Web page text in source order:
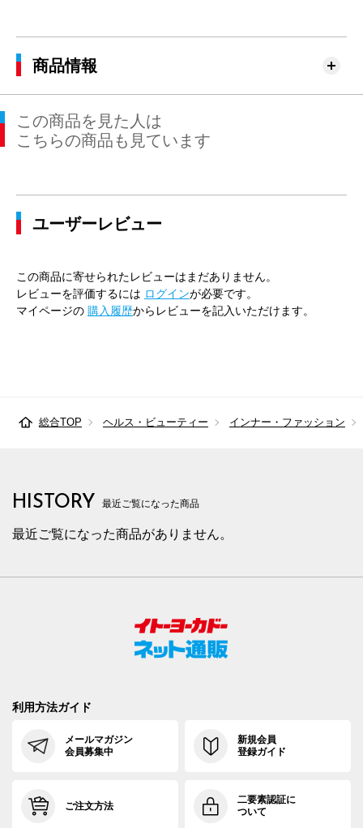
41cm×82cm
41cm×84cm 47cm 116cm 104cm 110cm
41cm×86cm 47cm
43cm×86cm 49cm
商品情報
この商品を見た人は
こちらの商品も見ています
ユーザーレビュー
この商品に寄せられたレビューはまだありません。
レビューを評価するには ログインが必要です。
マイページの 購入履歴からレビューを記入いただけます。
総合TOP ヘルス・ビューティー インナー・ファッション
HISTORY 最近ご覧になった商品
最近ご覧になった商品がありません。
利用方法ガイド
メールマガジン
会員募集中
新規会員
登録ガイド
ご注文方法
二要素認証に
ついて